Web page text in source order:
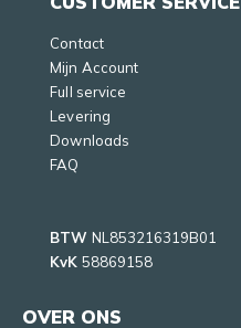
Contact
Mijn Account
Full service
Levering
Downloads
FAQ
BTW NL853216319B01
KvK 58869158
OVER ONS